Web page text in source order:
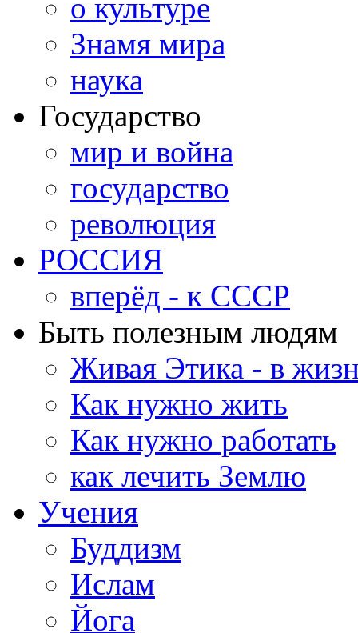
о культуре
Знамя мира
наука
Государство
мир и война
государство
революция
РОССИЯ
вперёд - к СССР
Быть полезным людям
Живая Этика - в
Как нужно жить
Как нужно работать
как лечить Землю
Учения
Буддизм
Ислам
Йога